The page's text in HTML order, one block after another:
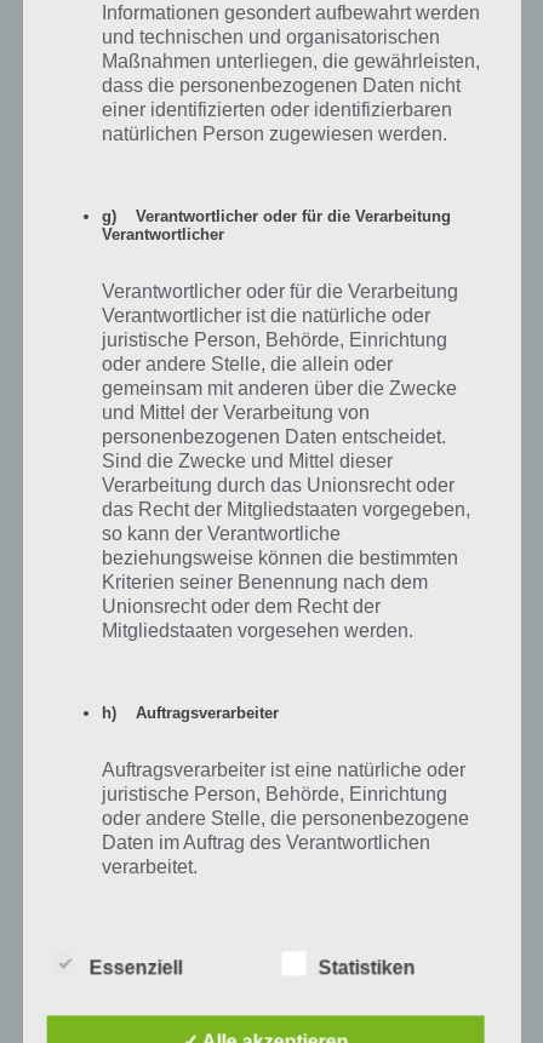
iPhone SE kaufen beinullprozentshop.de|Amazon.de|
notebooksbilliger.de
ca.
399€
Wer nicht zwingend auf die Marke
achtet, der bekommt mit dem Honor 9
ein extrem gutes Smartphone zum
günstigen Preis. Schwächen gibt es bei
Honor 9 kaufen beiAmazon.de
Samsung
Galaxy A5
ca.
319€
Gute Performance, Akku und helles
Display. Das Gehäuse ist wasserdicht
nach IP-Schutzklasse 68 und auch die
Kamera überzeugt
Samsung Galaxy A5 kaufen beinullprozentshop.de|Amazon.de
notebooksbilliger.de
Huawei P8
Lite 2017
ca.
219€
Zwar könnten Akkulaufzeit und Kamera
besser sein, aber für den Preis ein echtes
Schnäppchen dank guter Leistung und
Verarbeitung
Huawei P8 Lite kaufen beiAmazon.de|notebooksbilliger.de
Das Design ist Geschmackssache und ist
etwas dicker als man es eventuell
Top Modelle über 400 Euro mit
Leistung, der muss minimum 400 Euro ausgeben. Das neue
gibt aber auch günstigere Top Modelle, die sich als
Informationen gesondert aufbewahrt werden
und technischen und organisatorischen
Maßnahmen unterliegen, die gewährleisten,
dass die personenbezogenen Daten nicht
einer identifizierten oder identifizierbaren
natürlichen Person zugewiesen werden.
g) Verantwortlicher oder für die Verarbeitung
Verantwortlicher
Verantwortlicher oder für die Verarbeitung
Verantwortlicher ist die natürliche oder
juristische Person, Behörde, Einrichtung
oder andere Stelle, die allein oder
gemeinsam mit anderen über die Zwecke
und Mittel der Verarbeitung von
personenbezogenen Daten entscheidet.
Sind die Zwecke und Mittel dieser
Verarbeitung durch das Unionsrecht oder
das Recht der Mitgliedstaaten vorgegeben,
so kann der Verantwortliche
beziehungsweise können die bestimmten
Kriterien seiner Benennung nach dem
Unionsrecht oder dem Recht der
Mitgliedstaaten vorgesehen werden.
h) Auftragsverarbeiter
Auftragsverarbeiter ist eine natürliche oder
juristische Person, Behörde, Einrichtung
oder andere Stelle, die personenbezogene
Daten im Auftrag des Verantwortlichen
verarbeitet.
Person, Behörde, Einrichtung oder andere
Essenziell Statistiken